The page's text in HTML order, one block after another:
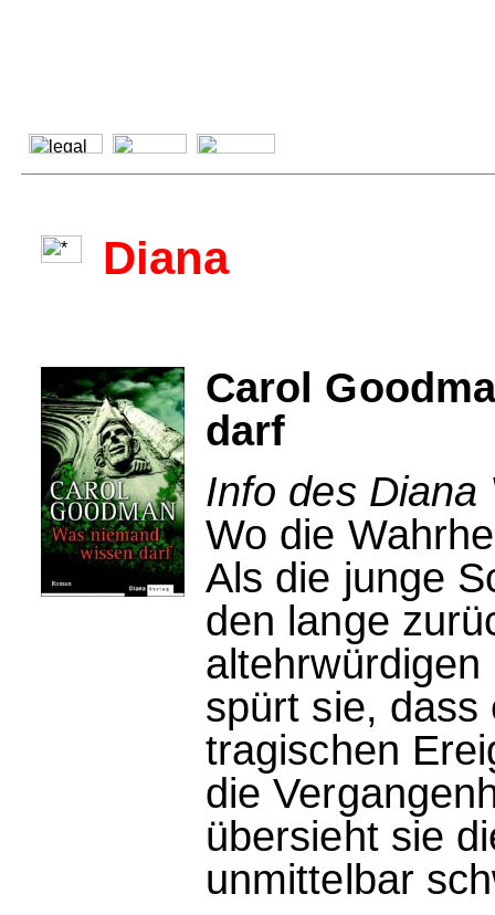
Diana
Carol
darf
Info des Diana
Wo die
Als die junge
den lange
spürt sie, dass
tragischen
die
übersieht sie
unmittelbar